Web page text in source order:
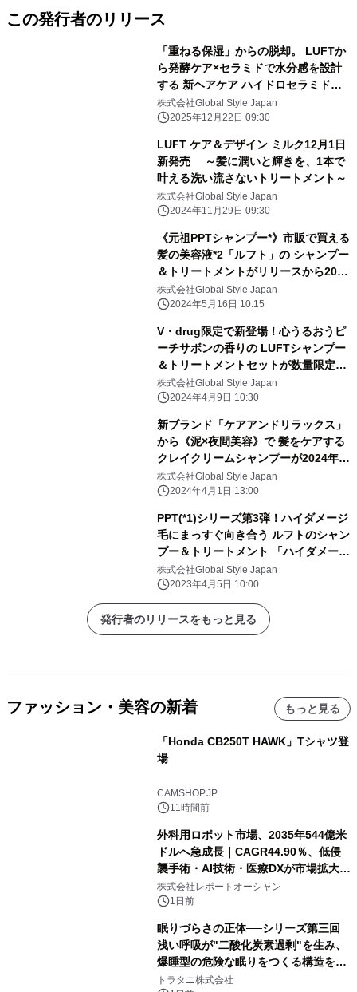
この発行者のリリース
「重ねる保湿」からの脱却。 LUFTか
ら発酵ケア×セラミドで水分感を設計
する 新ヘアケア ハイドロセラミドシ
ャンプー／トリートメント登場。
12/22より各ECモールより発売
株式会社Global Style Japan
2025年12月22日 09:30
LUFT ケア＆デザイン ミルク12月1日
新発売 ～髪に潤いと輝きを、1本で
叶える洗い流さないトリートメント～
株式会社Global Style Japan
2024年11月29日 09:30
《元祖PPTシャンプー*》市販で買える
髪の美容液*2「ルフト」の シャンプー
＆トリートメントがリリースから2024
年7月で3周年！
株式会社Global Style Japan
2024年5月16日 10:15
V・drug限定で新登場！心うるおうピ
ーチサボンの香りの LUFTシャンプー
＆トリートメントセットが数量限定リ
リース
株式会社Global Style Japan
2024年4月9日 10:30
新ブランド「ケアアンドリラックス」
から《泥×夜間美容》で 髪をケアする
クレイクリームシャンプーが2024年4
月1日誕生！
株式会社Global Style Japan
2024年4月1日 13:00
PPT(*1)シリーズ第3弾！ハイダメージ
毛にまっすぐ向き合う ルフトのシャン
プー＆トリートメント 「ハイダメージ
リペアタイプ」が4月4日に発売
株式会社Global Style Japan
2023年4月5日 10:00
発行者のリリースをもっと見る
ファッション・美容の新着 もっと見る
「Honda CB250T HAWK」Tシャツ登
場
CAMSHOP.JP
11時間前
外科用ロボット市場、2035年544億米
ドルへ急成長｜CAGR44.90％、低侵
襲手術・AI技術・医療DXが市場拡大を
牽引
株式会社レポートオーシャン
1日前
眠りづらさの正体──シリーズ第三回
浅い呼吸が"二酸化炭素過剰"を生み、
爆睡型の危険な眠りをつくる構造を解
説
トラタニ株式会社